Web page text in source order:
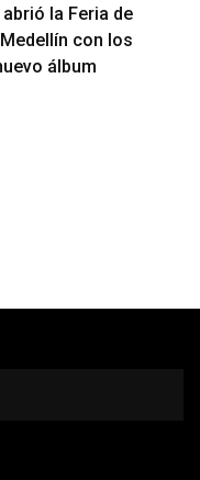
la Feria de
con los
álbum